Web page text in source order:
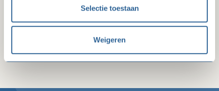
Selectie toestaan
Weigeren
Stel mij een vraag